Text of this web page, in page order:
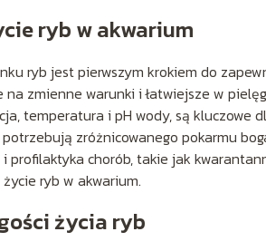
ryb w akwarium
ryb jest pierwszym krokiem do
zmienne warunki i łatwiejsze w
temperatura i pH wody, są kluczowe
zróżnicowanego pokarmu
profilaktyka chorób, takie jak
ryb w akwarium.
życia ryb